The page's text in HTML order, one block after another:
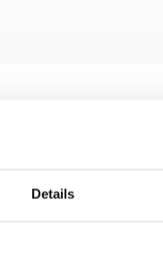
Details